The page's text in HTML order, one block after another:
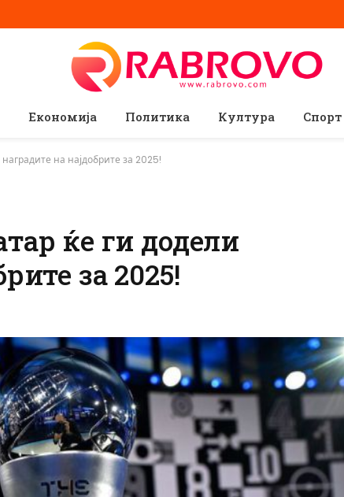
Економија Политика Култура Спорт
на најдобрите за 2025!
ќе ги додели
за 2025!